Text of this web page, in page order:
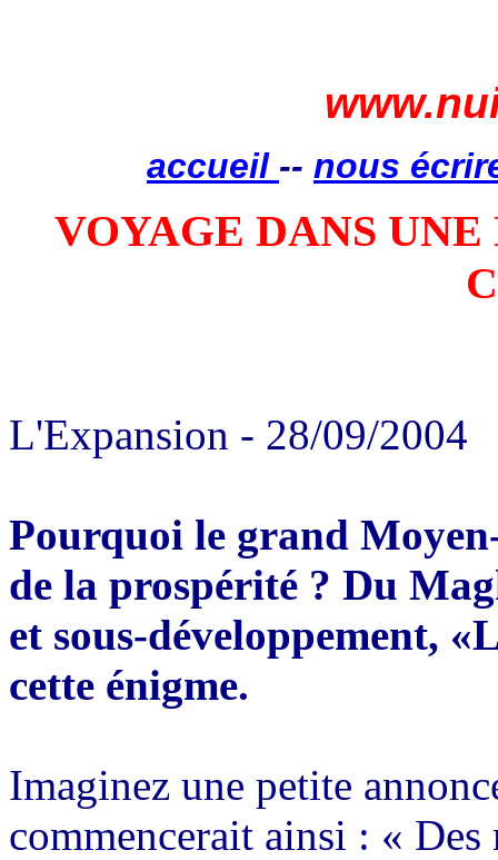
accueil -- nous
VOYAGE DANS
L'Expansion - 28/09/2004
Pourquoi le grand
de la prospérité ? Du
et sous-développement,
cette énigme.
Imaginez une petite
commencerait ainsi : «